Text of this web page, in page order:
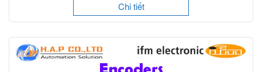
Chi tiết